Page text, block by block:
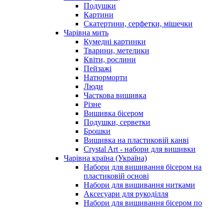
Подушки
Картини
Скатертини, серфетки, мішечки
Чарiвна мить
Кумедні картинки
Тварини, метелики
Квіти, рослини
Пейзажі
Натюрморти
Люди
Часткова вишивка
Різне
Вишивка бісером
Подушки, серветки
Брошки
Вишивка на пластиковій канві
Crystal Art - набори для вишивки
Чарівна країна (Україна)
Набори для вишивання бісером на
пластиковій основі
Набори для вишивання нитками
Аксесуари для рукоділля
Набори для вишивання бісером по